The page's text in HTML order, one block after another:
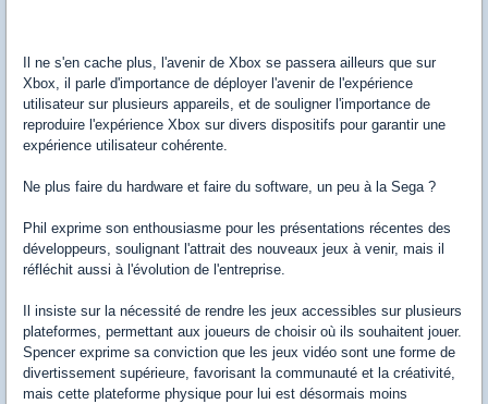
Il ne s'en cache plus, l'avenir de Xbox se passera ailleurs que sur
Xbox, il parle d'importance de déployer l'avenir de l'expérience
utilisateur sur plusieurs appareils, et de souligner l'importance de
reproduire l'expérience Xbox sur divers dispositifs pour garantir une
expérience utilisateur cohérente.
Ne plus faire du hardware et faire du software, un peu à la Sega ?
Phil exprime son enthousiasme pour les présentations récentes des
développeurs, soulignant l'attrait des nouveaux jeux à venir, mais il
réfléchit aussi à l'évolution de l'entreprise.
Il insiste sur la nécessité de rendre les jeux accessibles sur plusieurs
plateformes, permettant aux joueurs de choisir où ils souhaitent jouer.
Spencer exprime sa conviction que les jeux vidéo sont une forme de
divertissement supérieure, favorisant la communauté et la créativité,
mais cette plateforme physique pour lui est désormais moins